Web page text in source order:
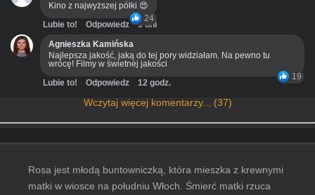
Kino z najwyższej półki 😍
24
Lubie to! Odpowiedz
3 dni
Agnieszka Kamińska
Najlepsza jakość, jaką do tej pory widziałam. Na pewno tu
wrócę! Filmy w świetnej jakości
19
Lubie to! Odpowiedz 12 godz.
Wczytaj więcej komentarzy... (37)
Rosa jest młodą buntowniczką, która mieszka z krewnymi
matki w wiosce na południu Włoch. Śmierć matki rzuca